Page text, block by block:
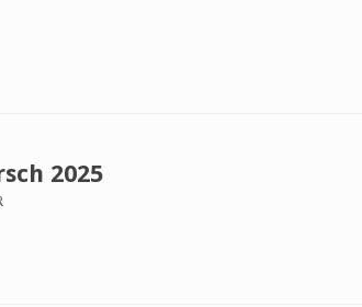
2025